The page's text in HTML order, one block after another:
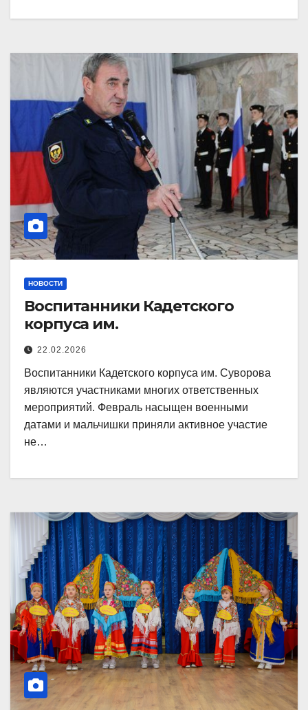
НОВОСТИ
Воспитанники Кадетского
корпуса им.
22.02.2026
Воспитанники Кадетского корпуса им. Суворова
являются участниками многих ответственных
мероприятий. Февраль насыщен военными
датами и мальчишки приняли активное участие
не…